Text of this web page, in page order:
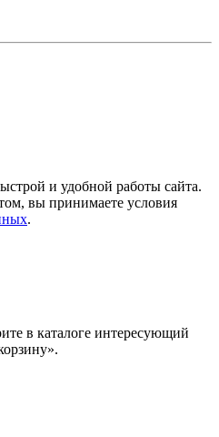
и удобной работы сайта.
вы принимаете условия
.
в каталоге интересующий